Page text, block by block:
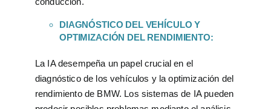
DIAGNÓSTICO DEL VEHÍCULO Y
OPTIMIZACIÓN DEL RENDIMIENTO:
La IA desempeña un papel crucial en el
diagnóstico de los vehículos y la optimización del
rendimiento de BMW. Los sistemas de IA pueden